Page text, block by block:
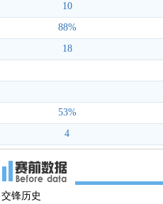
10
88%
18
53%
4
交锋历史